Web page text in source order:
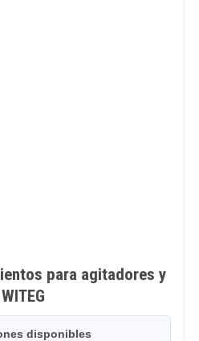
para agitadores y
disponibles